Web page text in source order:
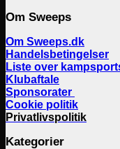
Om Sweeps
Om Sweeps.dk
Handelsbetingelser
Liste over
Klubaftale
Sponsorater
Cookie politik
Privatlivspolitik
Kategorier